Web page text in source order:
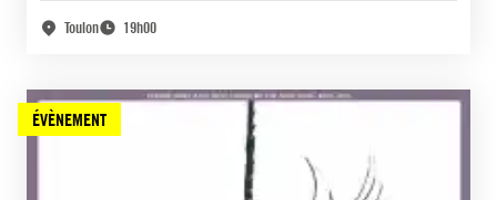
Toulon 19h00
ÉVÈNEMENT